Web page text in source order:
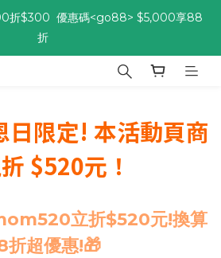
折$300  優惠碼<go88> $5,000享88
折
約! 選擇多、任搭任選，立即了解活動>>
日限定! 本活動頁商
$520元！
立折$520元!換算
折超優惠!🎁